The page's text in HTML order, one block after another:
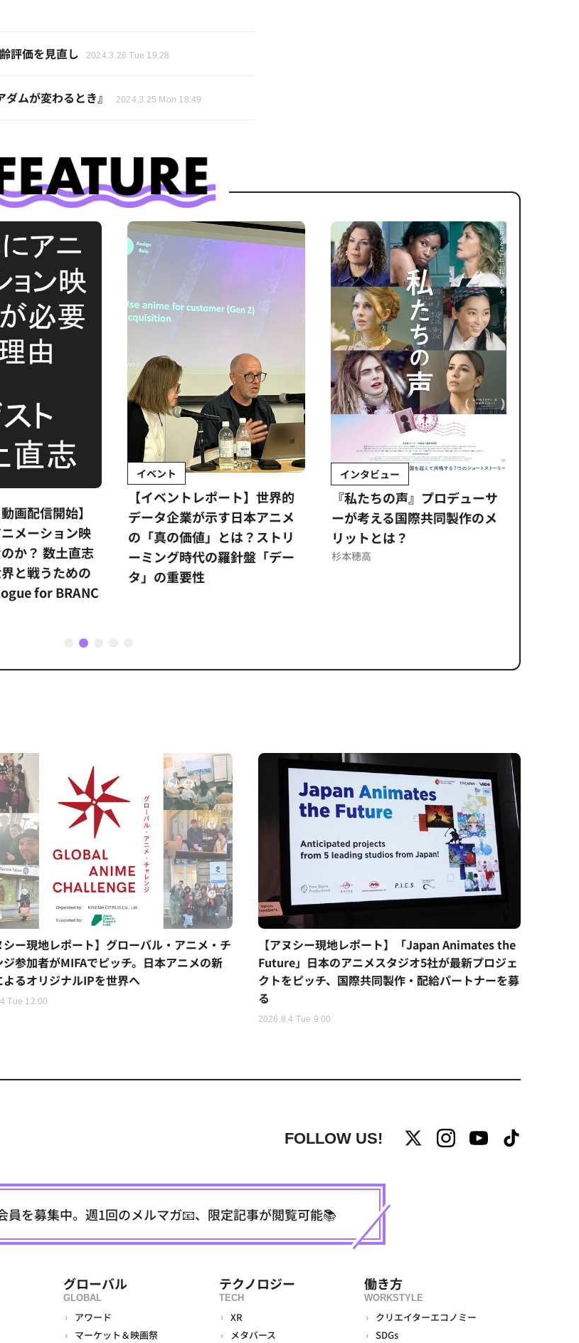
評価を見直し 2024.3.26 Tue 19:28
ムが変わるとき』 2024.3.25 Mon 18:49
画配信開始】
メーション映
か？ 数土直志
と戦うための
for BRANC
イベント
【イベントレポート】世界的
データ企業が示す日本アニメ
の「真の価値」とは？ストリ
ーミング時代の羅針盤「デー
タ」の重要性
インタビュー
『私たちの声』プロデューサ
ーが考える国際共同製作のメ
リットとは？
杉本穂高
1 2
シー現地レポート】グローバル・アニメ・チ
ジ参加者がMIFAでピッチ。日本アニメの新
よるオリジナルIPを世界へ
Tue 12:00
【アヌシー現地レポート】「Japan Animates the
Future」日本のアニメスタジオ5社が最新プロジェ
クトをピッチ、国際共同製作・配給パートナーを募
る
2026.8.4 Tue 9:00
FOLLOW US!
員を募集中。週1回のメルマガ📧、限定記事が閲覧可能📚
グローバル
GLOBAL
アワード
マーケット＆映画祭
テクノロジー
TECH
XR
メタバース
働き方
WORKSTYLE
クリエイターエコノミー
SDGs